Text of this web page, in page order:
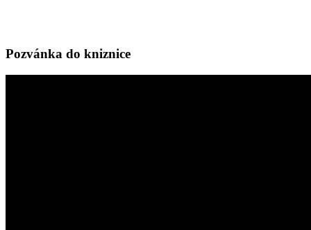
Pozvánka do kniznice